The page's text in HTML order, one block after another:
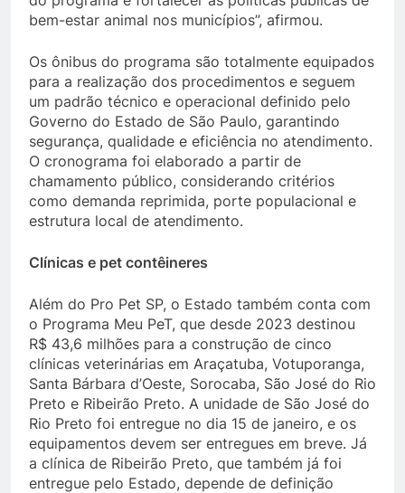
bem-estar animal nos municípios”, afirmou.
Os ônibus do programa são totalmente equipados
para a realização dos procedimentos e seguem
um padrão técnico e operacional definido pelo
Governo do Estado de São Paulo, garantindo
segurança, qualidade e eficiência no atendimento.
O cronograma foi elaborado a partir de
chamamento público, considerando critérios
como demanda reprimida, porte populacional e
estrutura local de atendimento.
Clínicas e pet contêineres
Além do Pro Pet SP, o Estado também conta com
o Programa Meu PeT, que desde 2023 destinou
R$ 43,6 milhões para a construção de cinco
clínicas veterinárias em Araçatuba, Votuporanga,
Santa Bárbara d’Oeste, Sorocaba, São José do Rio
Preto e Ribeirão Preto. A unidade de São José do
Rio Preto foi entregue no dia 15 de janeiro, e os
equipamentos devem ser entregues em breve. Já
a clínica de Ribeirão Preto, que também já foi
entregue pelo Estado, depende de definição